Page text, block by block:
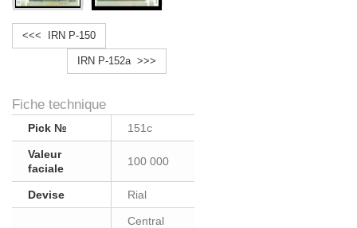
<<< IRN P-150
IRN P-152a >>>
Fiche technique
Pick № 151c
Valeur
faciale
100 000
Devise Rial
Central